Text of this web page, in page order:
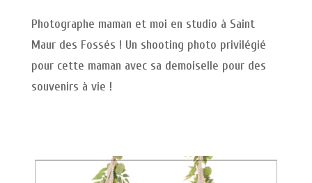
Photographe maman et moi en studio à Saint
Maur des Fossés ! Un shooting photo privilégié
pour cette maman avec sa demoiselle pour des
souvenirs à vie !